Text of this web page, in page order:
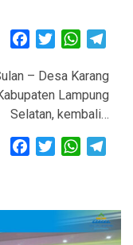
FacebookTwitter
– Desa Karang
Lampung
Selatan, kembali…
FacebookTwitter